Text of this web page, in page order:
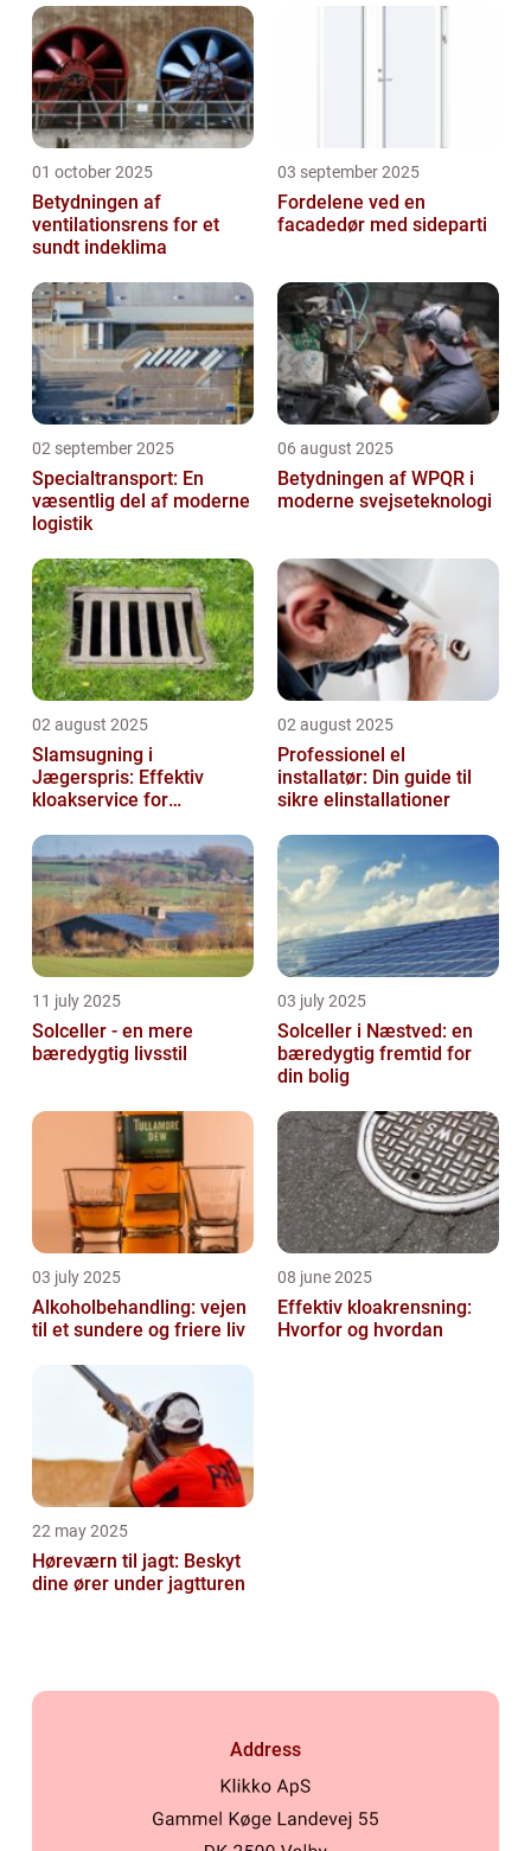
01 october 2025
Betydningen af
ventilationsrens for et
sundt indeklima
03 september 2025
Fordelene ved en
facadedør med sideparti
02 september 2025
Specialtransport: En
væsentlig del af moderne
logistik
06 august 2025
Betydningen af WPQR i
moderne svejseteknologi
02 august 2025
Slamsugning i
Jægerspris: Effektiv
kloakservice for
vedligeholdelse
02 august 2025
Professionel el
installatør: Din guide til
sikre elinstallationer
11 july 2025
Solceller - en mere
bæredygtig livsstil
03 july 2025
Solceller i Næstved: en
bæredygtig fremtid for
din bolig
03 july 2025
Alkoholbehandling: vejen
til et sundere og friere liv
08 june 2025
Effektiv kloakrensning:
Hvorfor og hvordan
22 may 2025
Høreværn til jagt: Beskyt
dine ører under jagtturen
Address